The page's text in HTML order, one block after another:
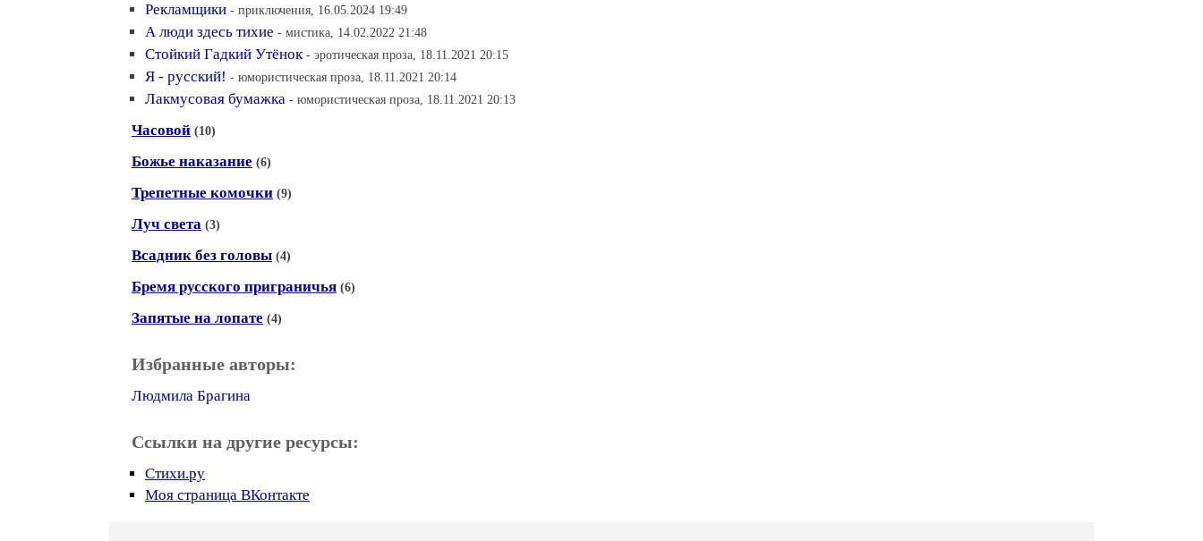
Рекламщики - приключения, 16.05.2024 19:49
А люди здесь тихие - мистика, 14.02.2022 21:48
Стойкий Гадкий Утёнок - эротическая проза, 18.11.2021 20:15
Я - русский! - юмористическая проза, 18.11.2021 20:14
Лакмусовая бумажка - юмористическая проза, 18.11.2021 20:13
Часовой (10)
Божье наказание (6)
Трепетные комочки (9)
Луч света (3)
Всадник без головы (4)
Бремя русского приграничья (6)
Запятые на лопате (4)
Избранные авторы:
Людмила Брагина
Ссылки на другие ресурсы:
Стихи.ру
Моя страница ВКонтакте